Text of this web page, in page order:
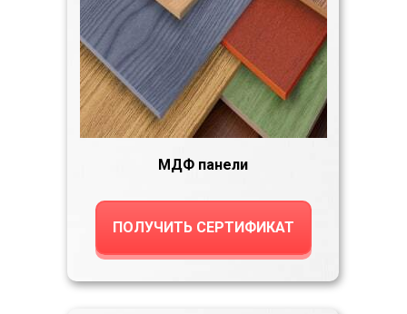
МДФ панели
ПОЛУЧИТЬ СЕРТИФИКАТ